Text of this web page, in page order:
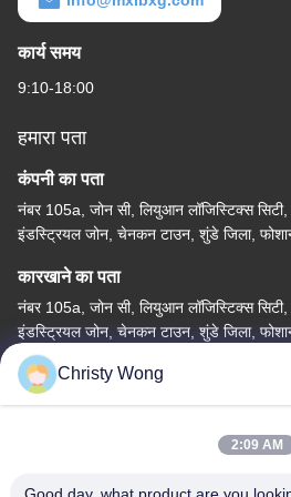
कार्य समय
9:10-18:00
हमारा पता
कंपनी का पता
नंबर 105a, जोन सी, लियुआन लॉजिस्टिक्स
इंडस्ट्रियल जोन, चेनकन टाउन, शुंडे जिला,
कारखाने का पता
नंबर 105a, जोन सी, लियुआन लॉजिस्टिक्स
इंडस्ट्रियल जोन, चेनकन टाउन, शुंडे जिला,
टेलीफोन
86-757-29395138
Christy Wong
2:09 AM